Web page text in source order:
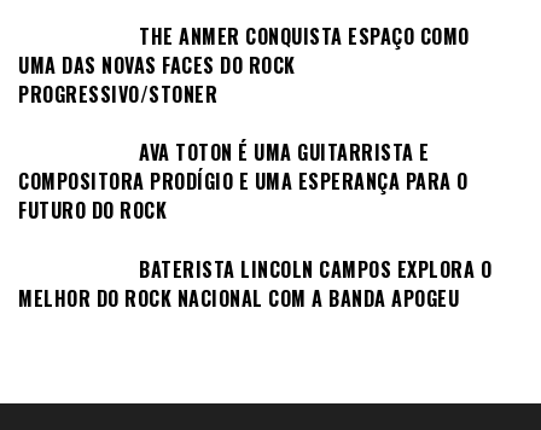
THE ANMER CONQUISTA ESPAÇO COMO
UMA DAS NOVAS FACES DO ROCK
PROGRESSIVO/STONER
AVA TOTON É UMA GUITARRISTA E
COMPOSITORA PRODÍGIO E UMA ESPERANÇA PARA O
FUTURO DO ROCK
BATERISTA LINCOLN CAMPOS EXPLORA O
MELHOR DO ROCK NACIONAL COM A BANDA APOGEU